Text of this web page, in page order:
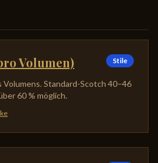
Volumen) Stile
Volumens. Standard-Scotch 40–46
60 % möglich.